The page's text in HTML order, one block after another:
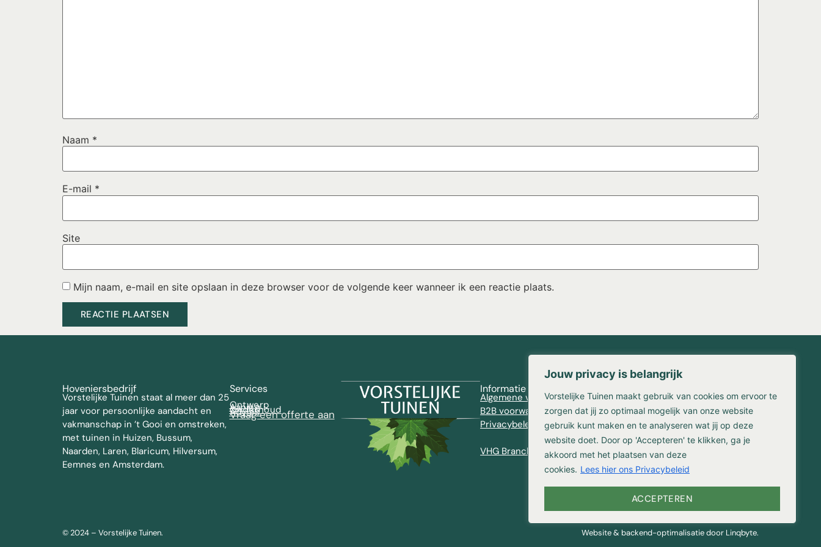
Jouw privacy is belangrijk
Vorstelijke Tuinen maakt gebruik van cookies om ervoor te
zorgen dat jij zo optimaal mogelijk van onze website
gebruik kunt maken en te analyseren wat jij op deze
website doet. Door op 'Accepteren' te klikken, ga je
akkoord met het plaatsen van deze
cookies. Lees hier ons Privacybeleid
ACCEPTEREN
Naam *
E-mail *
Site
Mijn naam, e-mail en site opslaan in deze browser voor de volgende keer wanneer ik een reactie plaats.
Hoveniersbedrijf
Vorstelijke Tuinen staat al meer dan 25
jaar voor persoonlijke aandacht en
vakmanschap in ’t Gooi en omstreken,
met tuinen in Huizen, Bussum,
Naarden, Laren, Blaricum, Hilversum,
Eemnes en Amsterdam.
Services
Ontwerp
Aanleg
Onderhoud
Advies
Vraag een offerte aan
Informatie
Algemene voorwaarden
B2B voorwaarden
Privacybeleid
VHG Branchevereniging
Franse Kampweg 36-38
1406 NW Bussum
(035) 524 3309
info@vorstelijketuinen.nl
© 2024 – Vorstelijke Tuinen. Website & backend-optimalisatie door Linqbyte.